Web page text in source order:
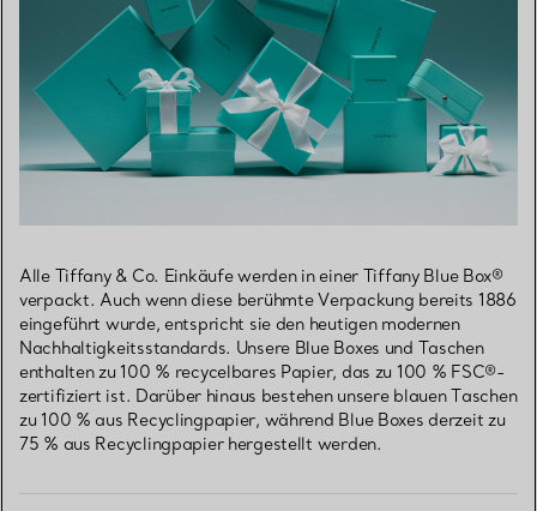
Alle Tiffany & Co. Einkäufe werden in einer Tiffany Blue Box®
verpackt. Auch wenn diese berühmte Verpackung bereits 1886
eingeführt wurde, entspricht sie den heutigen modernen
Nachhaltigkeitsstandards. Unsere Blue Boxes und Taschen
enthalten zu 100 % recycelbares Papier, das zu 100 % FSC®-
zertifiziert ist. Darüber hinaus bestehen unsere blauen Taschen
zu 100 % aus Recyclingpapier, während Blue Boxes derzeit zu
75 % aus Recyclingpapier hergestellt werden.